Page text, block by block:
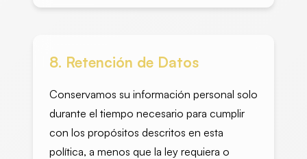
8. Retención de Datos
Conservamos su información personal solo
durante el tiempo necesario para cumplir
con los propósitos descritos en esta
política, a menos que la ley requiera o